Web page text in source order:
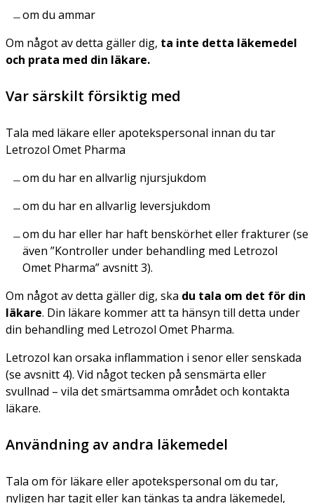
om du ammar
Om något av detta gäller dig, ta inte detta läkemedel
och prata med din läkare.
Var särskilt försiktig med
Tala med läkare eller apotekspersonal innan du tar
Letrozol Omet Pharma
om du har en allvarlig njursjukdom
om du har en allvarlig leversjukdom
om du har eller har haft benskörhet eller frakturer (se
även ”Kontroller under behandling med Letrozol
Omet Pharma” avsnitt 3).
Om något av detta gäller dig, ska du tala om det för din
läkare. Din läkare kommer att ta hänsyn till detta under
din behandling med Letrozol Omet Pharma.
Letrozol kan orsaka inflammation i senor eller senskada
(se avsnitt 4). Vid något tecken på sensmärta eller
svullnad – vila det smärtsamma området och kontakta
läkare.
Användning av andra läkemedel
Tala om för läkare eller apotekspersonal om du tar,
nyligen har tagit eller kan tänkas ta andra läkemedel,